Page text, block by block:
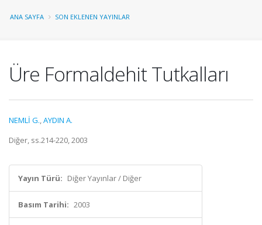
ANA SAYFA SON EKLENEN YAYINLAR
Üre Formaldehit Tutkalları
NEMLİ G.,AYDIN A.
Diğer, ss.214-220, 2003
Yayın Türü: Diğer Yayınlar / Diğer
Basım Tarihi: 2003